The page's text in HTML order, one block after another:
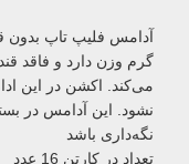
گرم وزن دارد و فاقد
می‌کند. اکشن در این
نشود. این آدامس در
نگه‌داری باشد
تعداد در کارتن 16 عدد